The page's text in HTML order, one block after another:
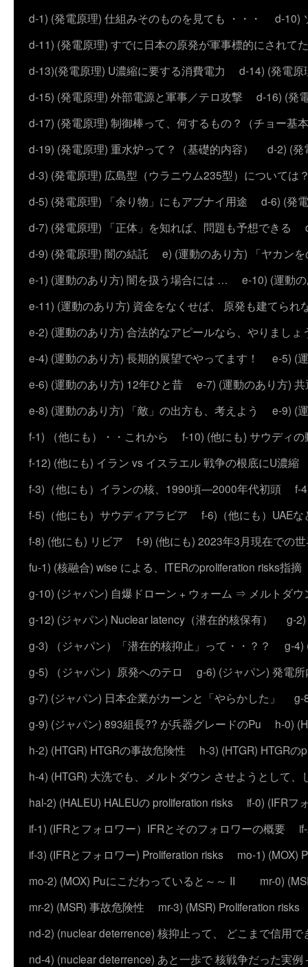
d-1) (発電原理) 仕組みそのものを見ても ・・・
d-10)
d-11) (発電原理) すでに日本の原発が軍事標的にされて
d-13)(発電原理) U濃縮に要する消費電力
d-14) (発電
d-15) (発電原理) 外部電源と軍事／テロ攻撃
d-16) (発
d-17) (発電原理) 制御棒って、何するもの？（チョー基
d-19) (発電原理) 重水炉って？（基礎的内容）
d-2) (発
d-3) (発電原理) 広島型（ウラニウム235型）については
d-5) (発電原理) 「余り物」にもアブナイ用途
d-6) (発
d-7) (発電原理) 「正体」を知れば、問題も予想できる
d-9) (発電原理) 闇の結託
e) (運動のあり方) 「ヤカン
e-1) (運動のあり方) 闇を扱う場合には …
e-10) (運動
e-11) (運動のあり方) 資金をなくせば、 原発も建てられ
e-2) (運動のあり方) 合法的なアピールなら、やりましょ
e-4) (運動のあり方) 長期的展望でやってます！
e-5) (
e-6) (運動のあり方) 12年ひと昔
e-7) (運動のあり方)
e-8) (運動のあり方) 「敵」の出方も、考えよう
e-9) (
f-1) （他にも）・・これから
f-10) (他にも) サウディの
f-12) (他にも) イラン vs イスラエル 戦争の根底にU濃縮
f-3)（他にも）イランの核、1990頃―2000年代初頭
f-
f-5)（他にも）サウディアラビア
f-6)（他にも）UAEな
f-8) (他にも) リビア
f-9) (他にも) 2023年3月現在での
fu-1) (核融合) wise による、ITERのproliferation risks指摘
g-10) (ジャパン) 自爆ドローン + ウォーム ⇒ メルトダウ
g-12) (ジャパン) Nuclear latency（潜在的核保有）
g-
g-3) （ジャパン）「潜在的核抑止」って・・？？
g-4)
g-5) （ジャパン）原発へのテロ
g-6) (ジャパン) 発電
g-7) (ジャパン) 日本企業がカーンと「やらかした」
g-
g-9) (ジャパン) 893組長?? が兵器グレードのPu
h-0)
h-2) (HTGR) HTGRの事故危険性
h-3) (HTGR) HTGRの
h-4) (HTGR) 大洗でも、メルトダウン させようとして、
hal-2) (HALEU) HALEUの proliferation risks
if-0) (IFRフ
if-1) (IFRとフォロワー）IFRとそのフォロワーの概要
if-3) (IFRとフォロワー) Proliferation risks
mo-1) (MOX)
mo-2) (MOX) Puにこだわっていると～～ II
mr-0)
mr-2) (MSR) 事故危険性
mr-3) (MSR) Proliferation risks
nd-2) (nuclear deterrence) 核抑止って、 どこまで信用で
nd-4) (nuclear deterrence) あと一歩で 核戦争だった実例